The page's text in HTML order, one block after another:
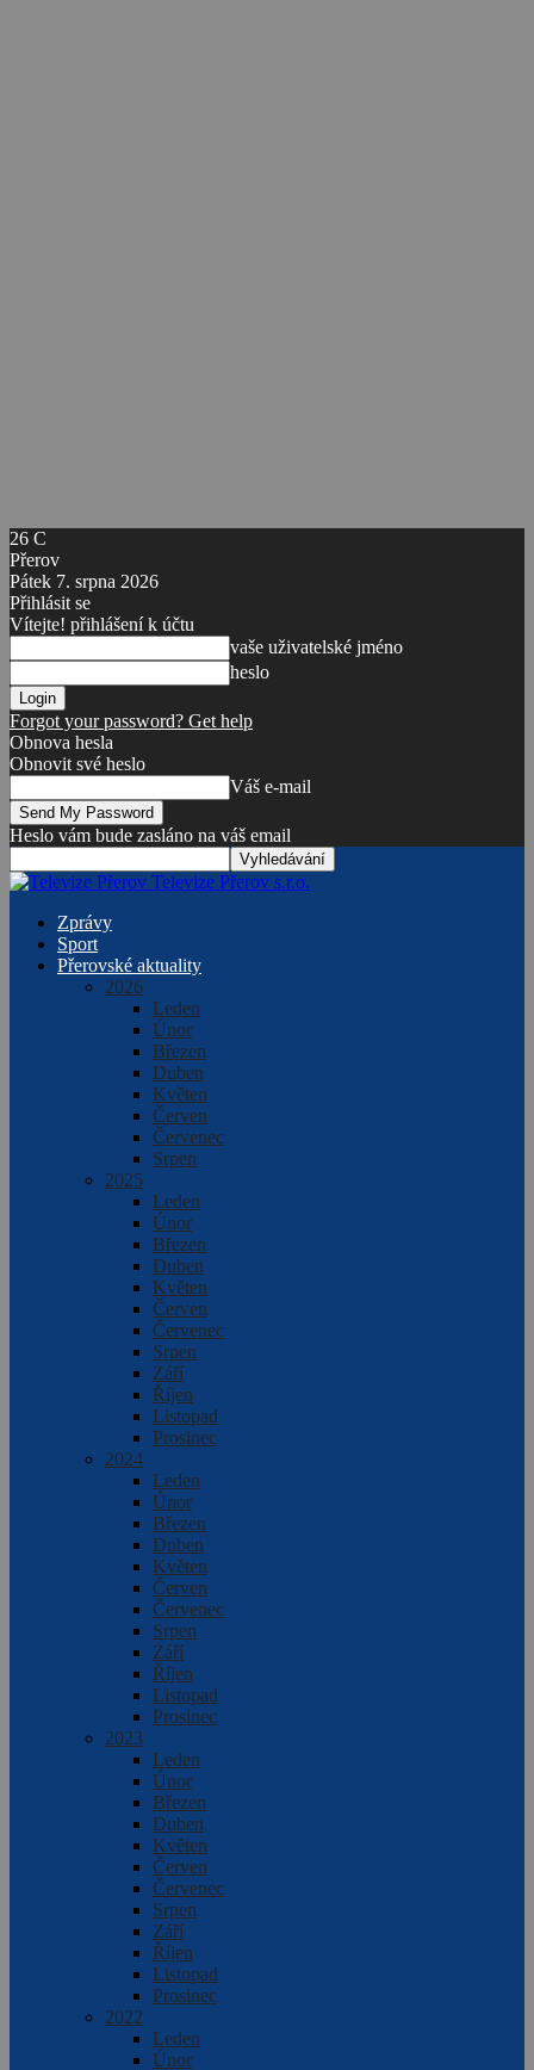
26 C
Přerov
Pátek 7. srpna 2026
Přihlásit se
Vítejte! přihlášení k účtu
vaše uživatelské jméno
heslo
Forgot your password? Get help
Obnova hesla
Obnovit své heslo
Váš e-mail
Heslo vám bude zasláno na váš email
Televize Přerov s.r.o.
Zprávy
Sport
Přerovské aktuality
2026
Leden
Únor
Březen
Duben
Květen
Červen
Červenec
Srpen
2025
Leden
Únor
Březen
Duben
Květen
Červen
Červenec
Srpen
Září
Říjen
Listopad
Prosinec
2024
Leden
Únor
Březen
Duben
Květen
Červen
Červenec
Srpen
Září
Říjen
Listopad
Prosinec
2023
Leden
Únor
Březen
Duben
Květen
Červen
Červenec
Srpen
Září
Říjen
Listopad
Prosinec
2022
Leden
Únor